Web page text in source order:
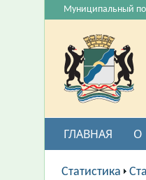
Муниципальный
ГЛАВНАЯ О
Статистика